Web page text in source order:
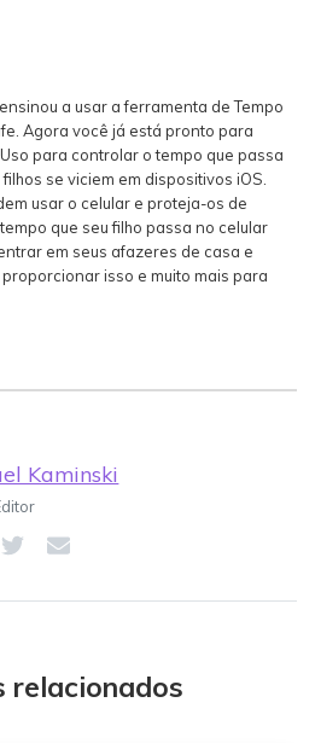
a usar a ferramenta de Tempo
Agora você já está pronto para
para controlar o tempo que passa
se viciem em dispositivos iOS.
usar o celular e proteja-os de
que seu filho passa no celular
em seus afazeres de casa e
isso e muito mais para
Kaminski
relacionados